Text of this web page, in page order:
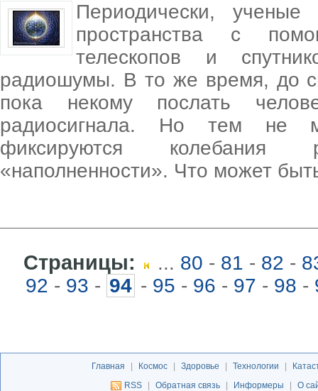
Периодически, ученые
пространства с
телескопов и
радиошумы. В то же время, до
пока некому послать
радиосигнала. Но тем не
фиксируются колебания
«наполненности». Что может
Страницы: ... 80 - 81 - 82 -
92 - 93 - 94 - 95 - 96 - 97 - 98 -
Главная Космос Здоровье Технологии
RSS
Обратная связь Информеры О